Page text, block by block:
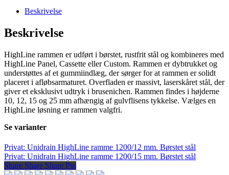
Beskrivelse
Beskrivelse
HighLine rammen er udført i børstet, rustfrit stål og kombineres med
HighLine Panel, Cassette eller Custom. Rammen er dybtrukket og
understøttes af et gummiindlæg, der sørger for at rammen er solidt
placeret i afløbsarmaturet. Overfladen er massivt, laserskåret stål, der
giver et eksklusivt udtryk i brusenichen. Rammen findes i højderne
10, 12, 15 og 25 mm afhængig af gulvflisens tykkelse. Vælges en
HighLine løsning er rammen valgfri.
Se varianter
Privat: Unidrain HighLine ramme 1200/12 mm. Børstet stål
Privat: Unidrain HighLine ramme 1200/15 mm. Børstet stål
Share
Share Share Share Pin